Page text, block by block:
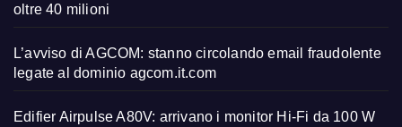
oltre 40 milioni
L’avviso di AGCOM: stanno circolando email fraudolente
legate al dominio agcom.it.com
Edifier Airpulse A80V: arrivano i monitor Hi-Fi da 100 W